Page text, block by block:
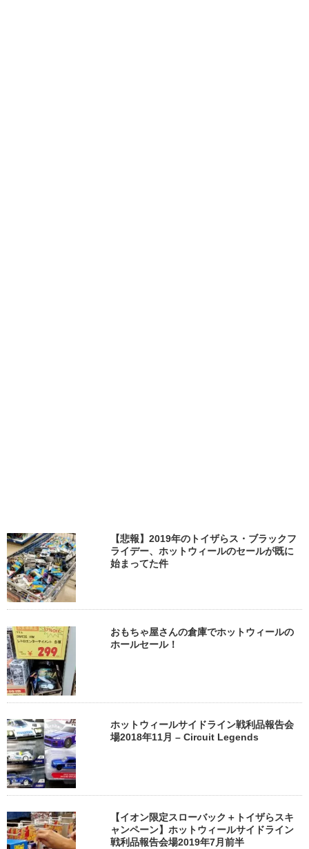
【悲報】2019年のトイザらス・ブラックフ
ライデー、ホットウィールのセールが既に
始まってた件
おもちゃ屋さんの倉庫でホットウィールの
ホールセール！
ホットウィールサイドライン戦利品報告会
場2018年11月 – Circuit Legends
【イオン限定スローバック＋トイザらスキ
ャンペーン】ホットウィールサイドライン
戦利品報告会場2019年7月前半